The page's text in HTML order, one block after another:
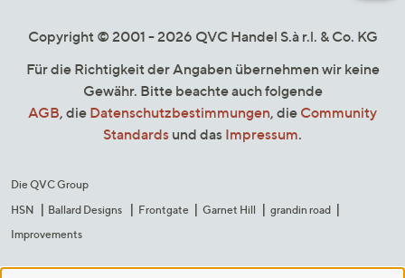
Copyright © 2001 - 2026 QVC Handel S.à r.l. & Co. KG
Für die Richtigkeit der Angaben übernehmen wir keine
Gewähr. Bitte beachte auch folgende
AGB, die Datenschutzbestimmungen, die Community
Standards und das Impressum.
Die QVC Group
HSN
Ballard Designs Frontgate Garnet Hill
grandin road
Improvements